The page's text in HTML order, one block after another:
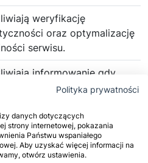
weryfikację
oraz optymalizację
serwisu.
informowanie gdy
jest zalogowany,
witryna może
odpowiednie
i funkcje.
zapisywanie
Polityka prywatności
danych dotyczących
strony internetowej, pokazania
Państwu wspaniałego
Aby uzyskać więcej informacji na
otwórz ustawienia.